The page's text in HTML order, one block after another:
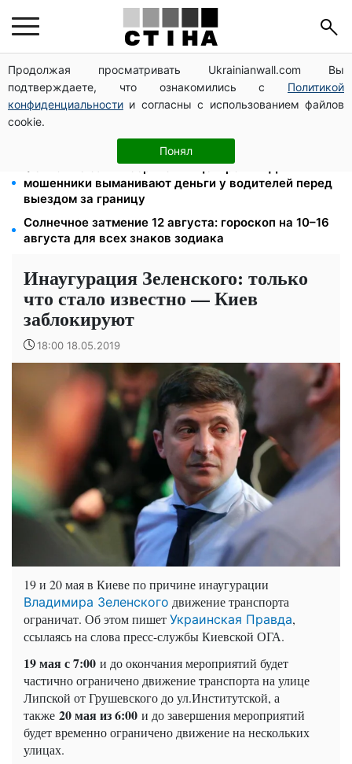
Продолжая просматривать Ukrainianwall.com Вы
подтверждаете, что ознакомились с Политикой
конфиденциальности и согласны с использованием файлов
cookie.
Понял
Церковный праздник 9 августа: апостол Матфий,
три строгих запрета Успенского поста и приметы на
зиму
Автобус №54 в Киеве восстановил движение по
собственному маршруту: курсируют с задержками
Фейковые сайты сервисных центров МВД:
мошенники выманивают деньги у водителей перед
выездом за границу
Солнечное затмение 12 августа: гороскоп на 10–16
августа для всех знаков зодиака
Инаугурация Зеленского: только
что стало известно — Киев
заблокируют
18:00 18.05.2019
19 и 20 мая в Киеве по причине инаугурации
Владимира Зеленского движение транспорта
ограничат. Об этом пишет Украинская Правда,
ссылаясь на слова пресс-службы Киевской ОГА.
19 мая с 7:00 и до окончания мероприятий будет
частично ограничено движение транспорта на улице
Липской от Грушевского до ул.Институтской, а
также 20 мая из 6:00 и до завершения мероприятий
будет временно ограничено движение на нескольких
улицах.